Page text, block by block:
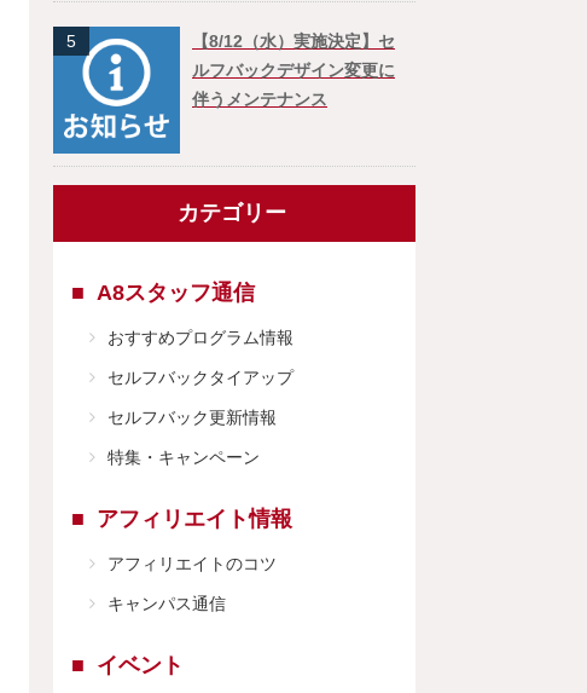
5
【8/12（水）実施決定】セ
ルフバックデザイン変更に
伴うメンテナンス
カテゴリー
A8スタッフ通信
おすすめプログラム情報
セルフバックタイアップ
セルフバック更新情報
特集・キャンペーン
アフィリエイト情報
アフィリエイトのコツ
キャンパス通信
イベント